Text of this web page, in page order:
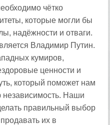
чётко
которые могли бы
надёжности и отваги.
Владимир Путин.
кумиров,
ценности и
который поможет нам
независимость. Наши
правильный выбор
их в